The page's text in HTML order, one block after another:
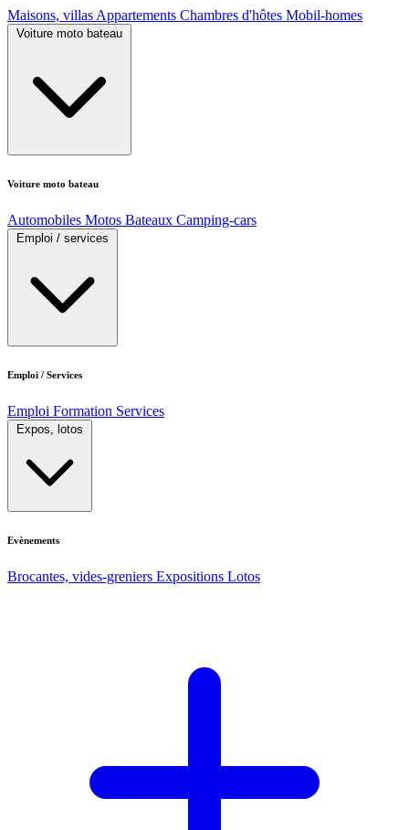
Maisons, villas Appartements Chambres d'hôtes Mobil-homes
Voiture moto bateau
Voiture moto bateau
Automobiles Motos Bateaux Camping-cars
Emploi / services
Emploi / Services
Emploi Formation Services
Expos, lotos
Evènements
Brocantes, vides-greniers Expositions Lotos